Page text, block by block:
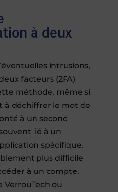
à deux
intrusions,
facteurs (2FA)
méthode, même si
à déchiffrer le mot de
à un second
lié à un
spécifique.
plus difficile
à un compte.
VerrouTech ou